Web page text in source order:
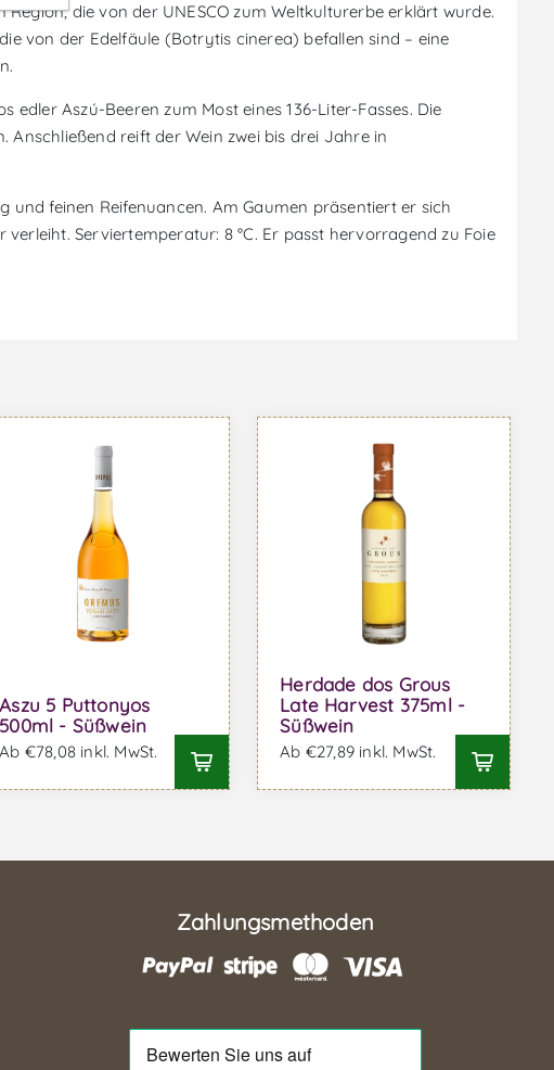
die von der UNESCO zum Weltkulturerbe erklärt wurde.
von der Edelfäule (Botrytis cinerea) befallen sind – eine
Aszú-Beeren zum Most eines 136-Liter-Fasses. Die
Anschließend reift der Wein zwei bis drei Jahre in
feinen Reifenuancen. Am Gaumen präsentiert er sich
Serviertemperatur: 8 °C. Er passt hervorragend zu Foie
Aszu 5 Puttonyos
500ml - Süßwein
Ab €78,08 inkl. MwSt.
Herdade dos Grous
Late Harvest 375ml -
Süßwein
Ab €27,89 inkl. MwSt.
Zahlungsmethoden